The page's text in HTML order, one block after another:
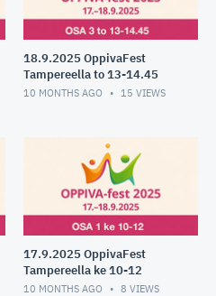
18.9.2025 OppivaFest
Tampereella to 13-14.45
10 MONTHS AGO 15 VIEWS
17.9.2025 OppivaFest
Tampereella ke 10-12
10 MONTHS AGO 8 VIEWS